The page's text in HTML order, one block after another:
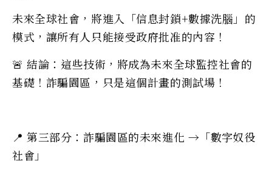
未來全球社會，將進入「信息封鎖+數據洗腦」的
模式，讓所有人只能接受政府批准的內容！
🚨 結論：這些技術，將成為未來全球監控社會的
基礎！詐騙園區，只是這個計畫的測試場！
📍 第三部分：詐騙園區的未來進化 →「數字奴役
社會」